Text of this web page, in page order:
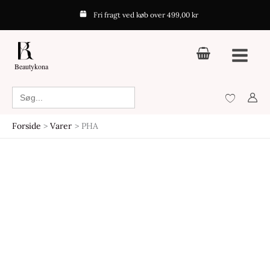
indholdet
Fri fragt ved køb over 499,00 kr
Beautykona
Search
for:
Forside Varer PHA